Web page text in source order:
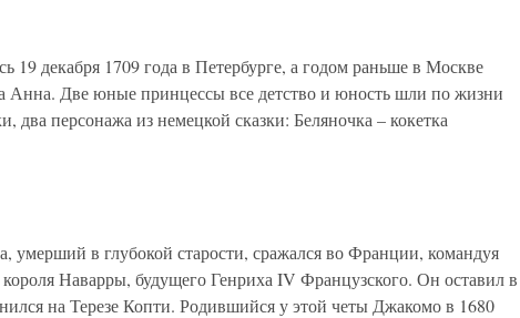
19 декабря 1709 года в Петербурге, а годом раньше в Москве
Анна. Две юные принцессы все детство и юность шли по жизни
два персонажа из немецкой сказки: Беляночка – кокетка
умерший в глубокой старости, сражался во Франции, командуя
Наварры, будущего Генриха IV Французского. Он оставил в
на Терезе Копти. Родившийся у этой четы Джакомо в 1680